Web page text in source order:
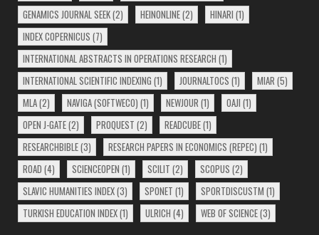
GENAMICS JOURNAL SEEK(2) HEINONLINE(2) HINARI (1)
INDEX COPERNICUS (7)
INTERNATIONAL ABSTRACTS IN OPERATIONS RESEARCH (1)
INTERNATIONAL SCIENTIFIC INDEXING (1) JOURNALTOCS (1) MIAR (5)
MLA(2) NAVIGA (SOFTWECO) (1) NEWJOUR (1) OAJI (1)
OPEN J-GATE(2) PROQUEST (2) READCUBE(1)
RESEARCHBIBLE(3) RESEARCH PAPERS IN ECONOMICS (REPEC) (1)
ROAD (4) SCIENCEOPEN (1) SCILIT (2) SCOPUS (2)
SLAVIC HUMANITIES INDEX(3) SPONET (1) SPORTDISCUSTM (1)
TURKISH EDUCATION INDEX(1) ULRICH (4) WEB OF SCIENCE(3)